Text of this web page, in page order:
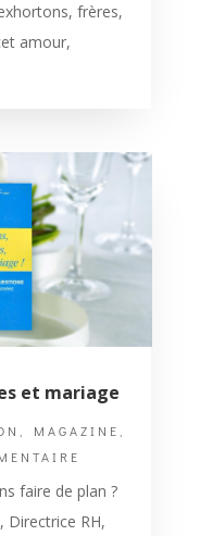
frères,
amour,
et mariage
MAGAZINE
faire de plan ?
Directrice RH,